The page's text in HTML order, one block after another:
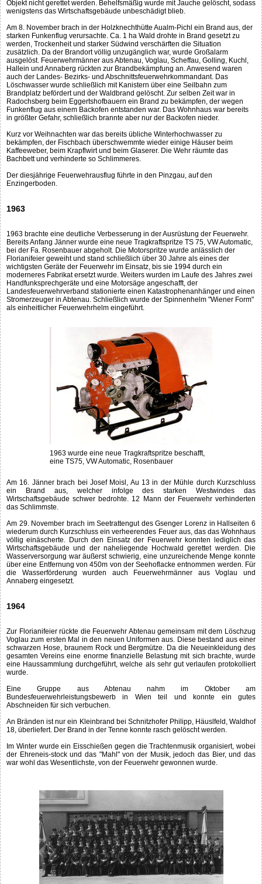
Objekt nicht gerettet werden. Behelfsmäßig wurde mit Jauche gelöscht, sodass
wenigstens das Wirtschaftsgebäude unbeschädigt blieb.
Am 8. November brach in der Holzknechthütte Aualm-Pichl ein Brand aus, der
starken Funkenflug verursachte. Ca. 1 ha Wald drohte in Brand gesetzt zu
werden, Trockenheit und starker Südwind verschärften die Situation
zusätzlich. Da der Brandort völlig unzugänglich war, wurde Großalarm
ausgelöst. Feuerwehrmänner aus Abtenau, Voglau, Scheffau, Golling, Kuchl,
Hallein und Annaberg rückten zur Brandbekämpfung an. Anwesend waren
auch der Landes- Bezirks- und Abschnittsfeuerwehrkommandant. Das
Löschwasser wurde schließlich mit Kanistern über eine Seilbahn zum
Brandplatz befördert und der Waldbrand gelöscht. Zur selben Zeit war in
Radochsberg beim Eggertshofbauern ein Brand zu bekämpfen, der wegen
Funkenflug aus einem Backofen entstanden war. Das Wohnhaus war bereits
in größter Gefahr, schließlich brannte aber nur der Backofen nieder.
Kurz vor Weihnachten war das bereits übliche Winterhochwasser zu
bekämpfen, der Fischbach überschwemmte wieder einige Häuser beim
Kaffeeweber, beim Krapflwirt und beim Glaserer. Die Wehr räumte das
Bachbett und verhinderte so Schlimmeres.
Der diesjährige Feuerwehrausflug führte in den Pinzgau, auf den
Enzingerboden.
1963
1963 brachte eine deutliche Verbesserung in der Ausrüstung der Feuerwehr.
Bereits Anfang Jänner wurde eine neue Tragkraftspritze TS 75, VW Automatic,
bei der Fa. Rosenbauer abgeholt. Die Motorspritze wurde anlässlich der
Florianifeier geweiht und stand schließlich über 30 Jahre als eines der
wichtigsten Geräte der Feuerwehr im Einsatz, bis sie 1994 durch ein
moderneres Fabrikat ersetzt wurde. Weiters wurden im Laufe des Jahres zwei
Handfunksprechgeräte und eine Motorsäge angeschafft, der
Landesfeuerwehrverband stationierte einen Katastrophenanhänger und einen
Stromerzeuger in Abtenau. Schließlich wurde der Spinnenhelm "Wiener Form"
als einheitlicher Feuerwehrhelm eingeführt.
1963 wurde eine neue Tragkraftspritze beschafft,
eine TS75, VW Automatic, Rosenbauer
Am 16. Jänner brach bei Josef Moisl, Au 13 in der Mühle durch Kurzschluss
ein Brand aus, welcher infolge des starken Westwindes das
Wirtschaftsgebäude schwer bedrohte. 12 Mann der Feuerwehr verhinderten
das Schlimmste.
Am 29. November brach im Seetrattengut des Gsenger Lorenz in Hallseiten 6
wiederum durch Kurzschluss ein verheerendes Feuer aus, das das Wohnhaus
völlig einäscherte. Durch den Einsatz der Feuerwehr konnten lediglich das
Wirtschaftsgebäude und der naheliegende Hochwald gerettet werden. Die
Wasserversorgung war äußerst schwierig, eine unzureichende Menge konnte
über eine Entfernung von 450m von der Seehoflacke entnommen werden. Für
die Wasserförderung wurden auch Feuerwehrmänner aus Voglau und
Annaberg eingesetzt.
1964
Zur Florianifeier rückte die Feuerwehr Abtenau gemeinsam mit dem Löschzug
Voglau zum ersten Mal in den neuen Uniformen aus. Diese bestand aus einer
schwarzen Hose, braunem Rock und Bergmütze. Da die Neueinkleidung des
gesamten Vereins eine enorme finanzielle Belastung mit sich brachte, wurde
eine Haussammlung durchgeführt, welche als sehr gut verlaufen protokolliert
wurde.
Eine Gruppe aus Abtenau nahm im Oktober am
Bundesfeuerwehrleistungsbewerb in Wien teil und konnte ein gutes
Abschneiden für sich verbuchen.
An Bränden ist nur ein Kleinbrand bei Schnitzhofer Philipp, Häuslfeld, Waldhof
18, überliefert. Der Brand in der Tenne konnte rasch gelöscht werden.
Im Winter wurde ein Eisschießen gegen die Trachtenmusik organisiert, wobei
der Ehreneis-stock und das "Mahl" von der Musik, jedoch das Bier, und das
war wohl das Wesentlichste, von der Feuerwehr gewonnen wurde.